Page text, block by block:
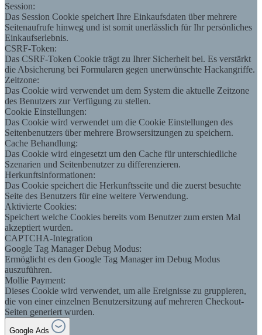
Session:
Das Session Cookie speichert Ihre Einkaufsdaten über mehrere
Seitenaufrufe hinweg und ist somit unerlässlich für Ihr persönliches
Einkaufserlebnis.
CSRF-Token:
Das CSRF-Token Cookie trägt zu Ihrer Sicherheit bei. Es verstärkt
die Absicherung bei Formularen gegen unerwünschte Hackangriffe.
Zeitzone:
Das Cookie wird verwendet um dem System die aktuelle Zeitzone
des Benutzers zur Verfügung zu stellen.
Cookie Einstellungen:
Das Cookie wird verwendet um die Cookie Einstellungen des
Seitenbenutzers über mehrere Browsersitzungen zu speichern.
Cache Behandlung:
Das Cookie wird eingesetzt um den Cache für unterschiedliche
Szenarien und Seitenbenutzer zu differenzieren.
Herkunftsinformationen:
Das Cookie speichert die Herkunftsseite und die zuerst besuchte
Seite des Benutzers für eine weitere Verwendung.
Aktivierte Cookies:
Speichert welche Cookies bereits vom Benutzer zum ersten Mal
akzeptiert wurden.
CAPTCHA-Integration
Google Tag Manager Debug Modus:
Ermöglicht es den Google Tag Manager im Debug Modus
auszuführen.
Mollie Payment:
Dieses Cookie wird verwendet, um alle Ereignisse zu gruppieren,
die von einer einzelnen Benutzersitzung auf mehreren Checkout-
Seiten generiert wurden.
Google Ads